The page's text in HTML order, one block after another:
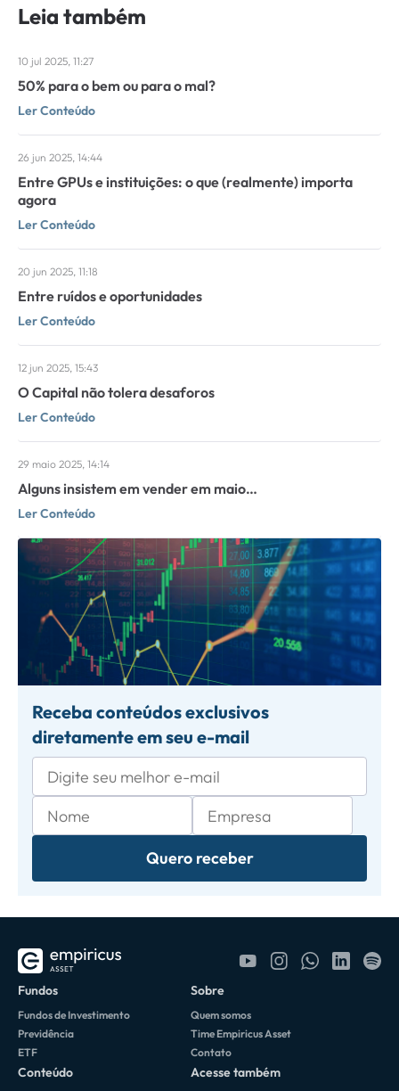
Leia também
10 jul 2025, 11:27
50% para o bem ou para o mal?
Ler Conteúdo
26 jun 2025, 14:44
Entre GPUs e instituições: o que (realmente) importa
agora
Ler Conteúdo
20 jun 2025, 11:18
Entre ruídos e oportunidades
Ler Conteúdo
12 jun 2025, 15:43
O Capital não tolera desaforos
Ler Conteúdo
29 maio 2025, 14:14
Alguns insistem em vender em maio…
Ler Conteúdo
Receba conteúdos exclusivos
diretamente em seu e-mail
Quero receber
Fundos
Fundos de Investimento
Previdência
ETF
Sobre
Quem somos
Time Empiricus Asset
Contato
Conteúdo Acesse também